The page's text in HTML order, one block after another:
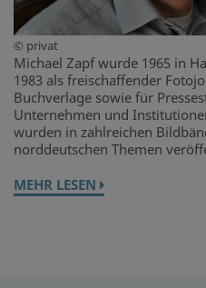
© privat
Michael Zapf wurde 1965 in
1983 als freischaffender
Buchverlage sowie für
Unternehmen und
wurden in zahlreichen
norddeutschen Themen
MEHR LESEN